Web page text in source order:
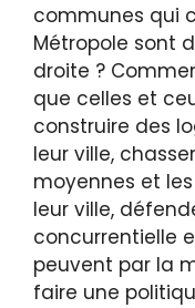
communes qui
Métropole sont
droite ?
que celles et
construire des
leur ville,
moyennes et
leur ville,
concurrentielle
peuvent par la
faire une